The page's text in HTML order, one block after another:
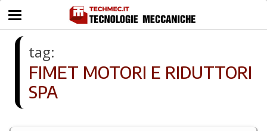
tag:
FIMET MOTORI E RIDUTTORI
SPA